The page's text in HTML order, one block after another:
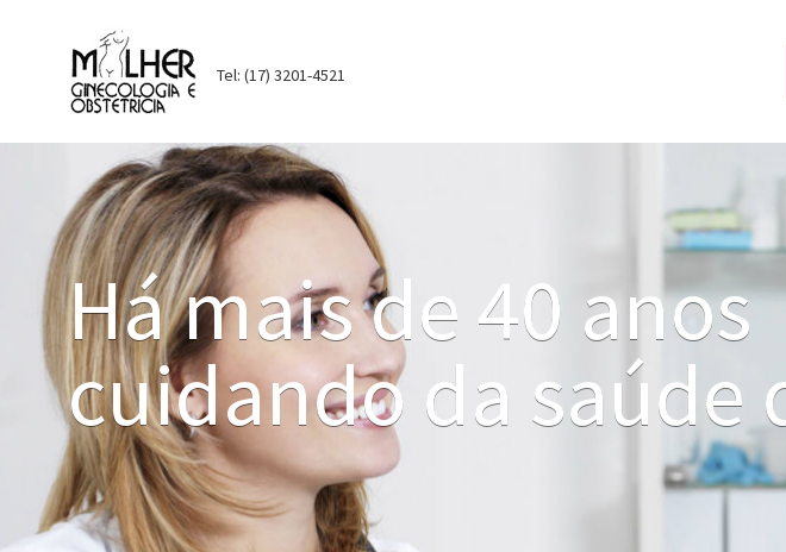
Tel: (17) 3201-4521
Há mais de 40 anos
cuidando da saúde